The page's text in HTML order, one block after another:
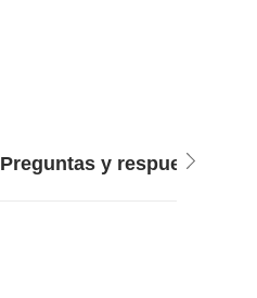
Preguntas y respuestas